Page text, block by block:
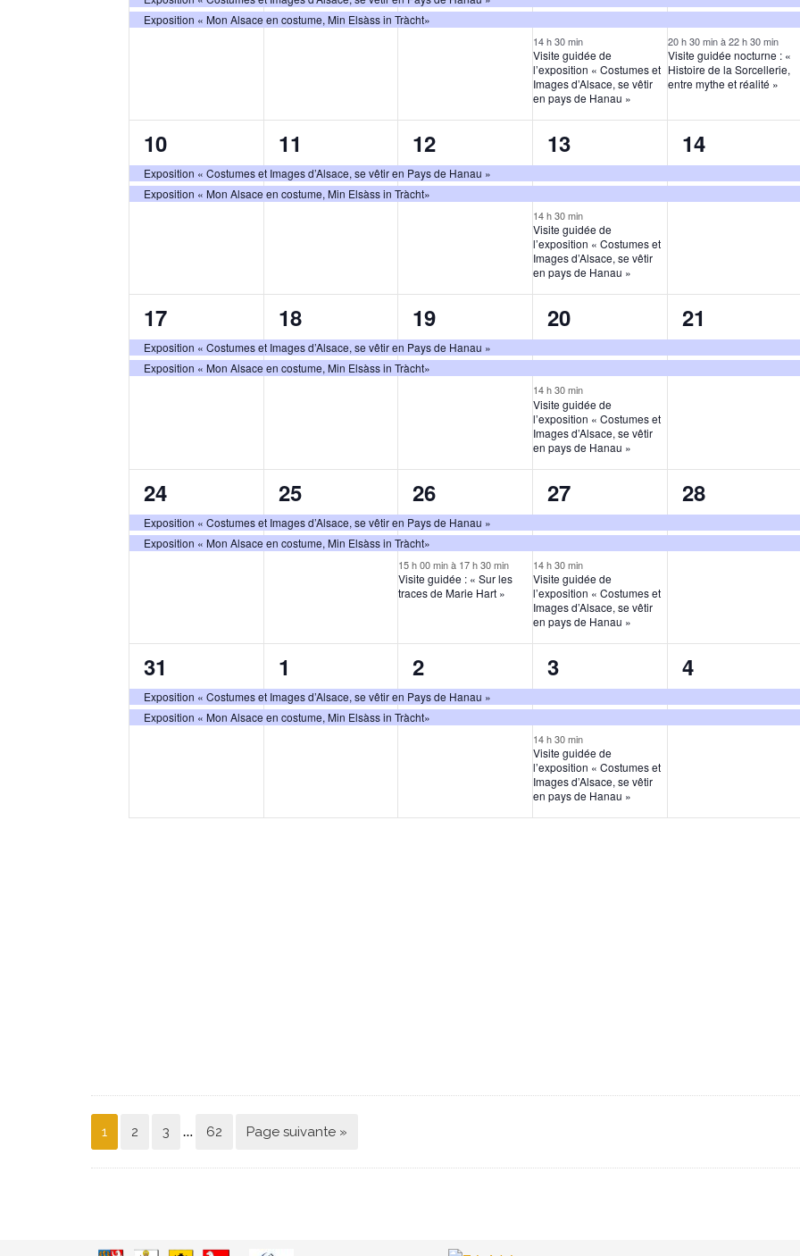
Exposition « Mon Alsace en costume, Min Elsàss in Tràcht»
14 h 30 min
Visite guidée de
l’exposition « Costumes et
Images d’Alsace, se vêtir
en pays de Hanau »
20 h 30 minà22 h 30 min
Visite guidée nocturne : «
Histoire de la Sorcellerie,
entre mythe et réalité »
2
évènements,
10
Exposition « Costumes et Images d’Alsace, se vêtir en Pays de Hanau »
Exposition « Mon Alsace en costume, Min Elsàss in Tràcht»
2
évènements,
11
2
évènements,
12
3
évènements,
13
14 h 30 min
Visite guidée de
l’exposition « Costumes et
Images d’Alsace, se vêtir
en pays de Hanau »
2
14
2
évènements,
17
Exposition « Costumes et Images d’Alsace, se vêtir en Pays de Hanau »
Exposition « Mon Alsace en costume, Min Elsàss in Tràcht»
2
évènements,
18
2
évènements,
19
3
évènements,
20
14 h 30 min
Visite guidée de
l’exposition « Costumes et
Images d’Alsace, se vêtir
en pays de Hanau »
2
21
2
évènements,
24
Exposition « Costumes et Images d’Alsace, se vêtir en Pays de Hanau »
Exposition « Mon Alsace en costume, Min Elsàss in Tràcht»
2
évènements,
25
3
évènements,
26
15 h 00 minà 17 h 30 min
Visite guidée : « Sur les
traces de Marie Hart »
3
évènements,
27
14 h 30 min
Visite guidée de
l’exposition « Costumes et
Images d’Alsace, se vêtir
en pays de Hanau »
2
28
2
évènements,
31
Exposition « Costumes et Images d’Alsace, se vêtir en Pays de Hanau »
Exposition « Mon Alsace en costume, Min Elsàss in Tràcht»
2
évènements,
1
2
évènements,
2
3
évènements,
3
14 h 30 min
Visite guidée de
l’exposition « Costumes et
Images d’Alsace, se vêtir
en pays de Hanau »
2
4
1 2 3 … 62 Page suivante »